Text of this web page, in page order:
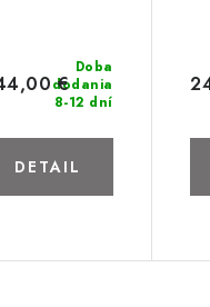
Doba
dodania
8-12 dní
€
DETAIL